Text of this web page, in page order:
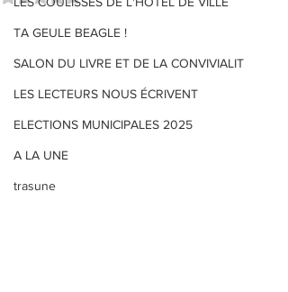
TA GEULE BEAGLE !
SALON DU LIVRE ET DE LA CONVIVIALIT
LES LECTEURS NOUS ÉCRIVENT
ELECTIONS MUNICIPALES 2025
A LA UNE
trasune